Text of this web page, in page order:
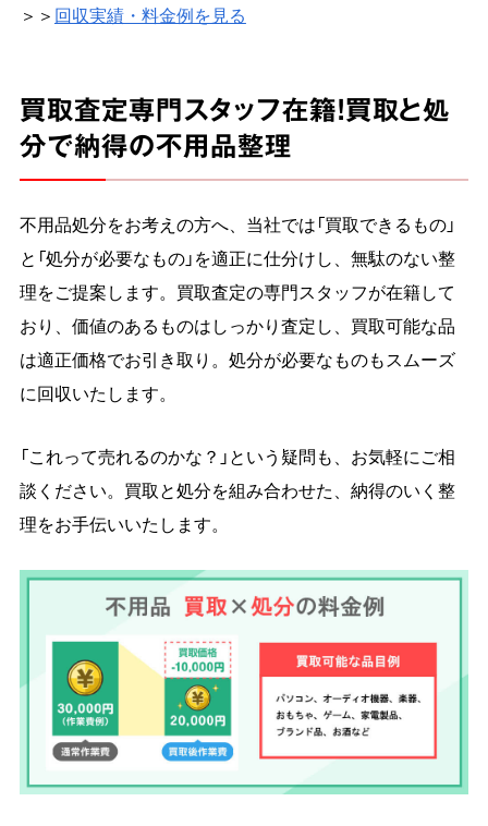
＞＞ 回収実績・料金例を見る
買取査定専門スタッフ在籍！買取と処
分で納得の不用品整理
不用品処分をお考えの方へ、当社では「買取できるもの」
と「処分が必要なもの」を適正に仕分けし、無駄のない整
理をご提案します。買取査定の専門スタッフが在籍して
おり、価値のあるものはしっかり査定し、買取可能な品
は適正価格でお引き取り。処分が必要なものもスムーズ
に回収いたします。
「これって売れるのかな？」という疑問も、お気軽にご相
談ください。買取と処分を組み合わせた、納得のいく整
理をお手伝いいたします。